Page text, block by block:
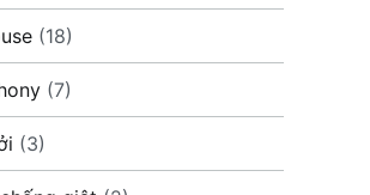
(18)
(7)
(3)